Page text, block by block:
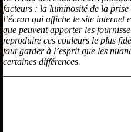
facteurs : la luminosité de la prise
l’écran qui affiche le site internet
que peuvent apporter les
reproduire ces couleurs le plus
faut garder à l’esprit que les
certaines différences.